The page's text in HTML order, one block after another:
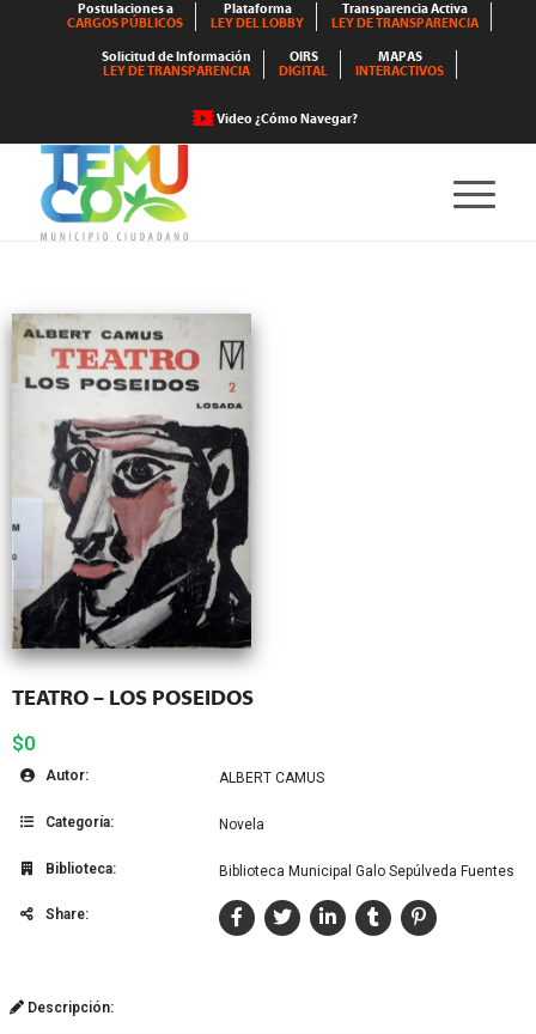
Postulaciones a
CARGOS PÚBLICOS
Plataforma
LEY DEL LOBBY
Transparencia Activa
LEY DE TRANSPARENCIA
Solicitud de Información
LEY DE TRANSPARENCIA
OIRS
DIGITAL
MAPAS
INTERACTIVOS
Video ¿Cómo Navegar?
TEATRO – LOS POSEIDOS
$0
Autor: ALBERT CAMUS
Categoría: Novela
Biblioteca: Biblioteca Municipal Galo Sepúlveda Fuentes
Share:
Descripción: